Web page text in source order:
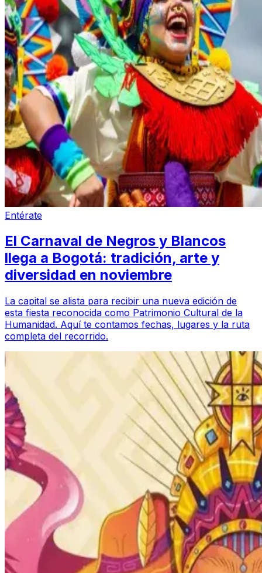
Entérate
El Carnaval de Negros y Blancos
llega a Bogotá: tradición, arte y
diversidad en noviembre
La capital se alista para recibir una nueva edición de
esta fiesta reconocida como Patrimonio Cultural de la
Humanidad. Aquí te contamos fechas, lugares y la ruta
completa del recorrido.